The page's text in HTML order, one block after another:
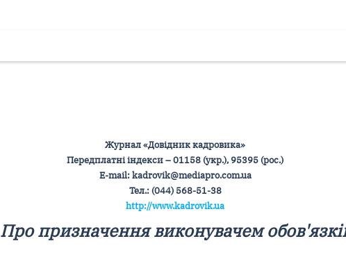
Журнал «Довідник кадровика»
Передплатні індекси – 01158 (укр.), 95395 (рос.)
Е-mail: kadrovik@mediapro.com.ua
Тел.: (044) 568-51-38
http://www.kadrovik.ua
Про призначення виконувачем